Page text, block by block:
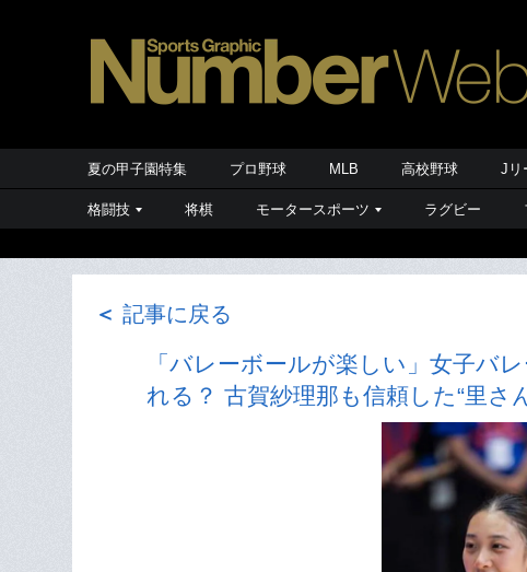
夏の甲子園特集 プロ野球 MLB 高校野球 Jリ
格闘技 将棋 モータースポーツ ラグビー
＜ 記事に戻る
「バレーボールが楽しい」女子バ
れる？ 古賀紗理那も信頼した“里さ